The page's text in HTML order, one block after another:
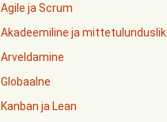
Agile ja Scrum
Akadeemiline ja mittetulunduslik
Arveldamine
Globaalne
Kanban ja Lean